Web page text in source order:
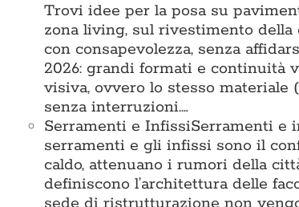
Trovi idee per la posa su
zona living, sul rivestimento
con consapevolezza, senza
2026: grandi formati e continuità
visiva, ovvero lo stesso materiale
senza interruzioni.…
Serramenti e InfissiSerramenti e
serramenti e gli infissi sono il
caldo, attenuano i rumori della
definiscono l’architettura delle